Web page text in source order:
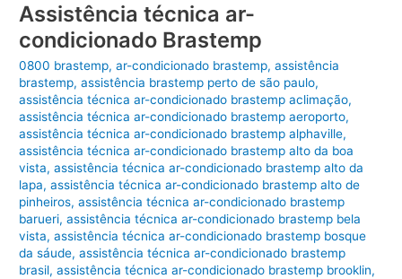
Assistência técnica ar-
condicionado Brastemp
0800 brastemp,ar-condicionado brastemp,assistência
brastemp,assistência brastemp perto de são paulo,
assistência técnica ar-condicionado brastemp aclimação,
assistência técnica ar-condicionado brastemp aeroporto,
assistência técnica ar-condicionado brastemp alphaville,
assistência técnica ar-condicionado brastemp alto da boa
vista,assistência técnica ar-condicionado brastemp alto da
lapa,assistência técnica ar-condicionado brastemp alto de
pinheiros,assistência técnica ar-condicionado brastemp
barueri,assistência técnica ar-condicionado brastemp bela
vista,assistência técnica ar-condicionado brastemp bosque
da sáude,assistência técnica ar-condicionado brastemp
brasil,assistência técnica ar-condicionado brastemp brooklin,